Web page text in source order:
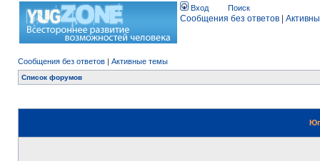
Вход Поиск
Сообщения без ответов
Сообщения без ответов | Активные темы
Список форумов